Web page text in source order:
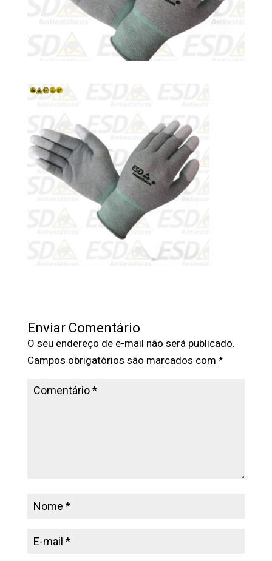
Enviar Comentário
O seu endereço de e-mail não será publicado.
Campos obrigatórios são marcados com *